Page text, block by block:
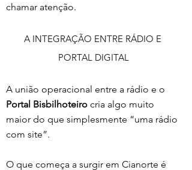
chamar atenção.
A INTEGRAÇÃO ENTRE RÁDIO E
PORTAL DIGITAL
A união operacional entre a rádio e o
Portal Bisbilhoteiro cria algo muito
maior do que simplesmente “uma rádio
com site”.
O que começa a surgir em Cianorte é